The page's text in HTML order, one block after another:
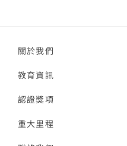
關於我們
教育資訊
認證獎項
重大里程